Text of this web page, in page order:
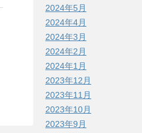
2024年5月
2024年4月
2024年3月
2024年2月
2024年1月
2023年12月
2023年11月
2023年10月
2023年9月